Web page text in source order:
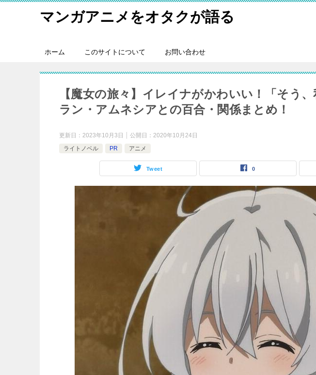
マンガアニメをオタクが語る
ホーム このサイトについて お問い合わせ
【魔女の旅々】イレイナがかわいい！「そう
ラン・アムネシアとの百合・関係まとめ！
更新日： 2023年10月3日 公開日： 2020年10月24日
ライトノベル
PR アニメ
Tweet 0